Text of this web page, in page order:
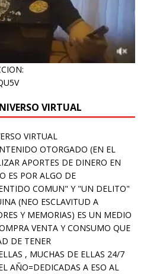
VIRTUAL
VIRTUAL
OTORGADO (EN EL
APORTES DE DINERO EN
ES POR ALGO DE
COMUN" Y "UN DELITO"
(NEO ESCLAVITUD A
Y MEMORIAS) ES UN MEDIO
VENTA Y CONSUMO QUE
DE TENER
, MUCHAS DE ELLAS 24/7
AÑO=DEDICADAS A ESO AL